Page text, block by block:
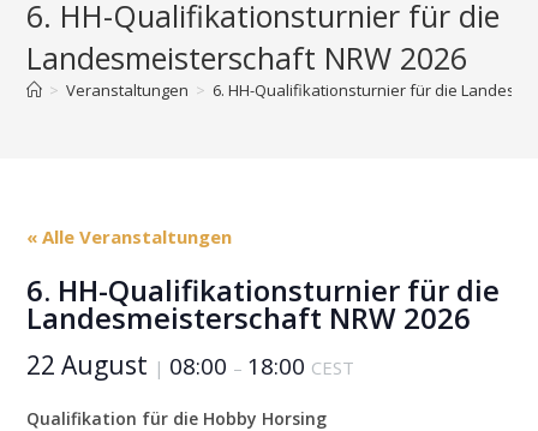
6. HH-Qualifikationsturnier für die
Landesmeisterschaft NRW 2026
> Veranstaltungen > 6. HH-Qualifikationsturnier für die
« Alle Veranstaltungen
6. HH-Qualifikationsturnier für die
Landesmeisterschaft NRW 2026
22 August | 08:00 – 18:00 CEST
Qualifikation für die Hobby Horsing